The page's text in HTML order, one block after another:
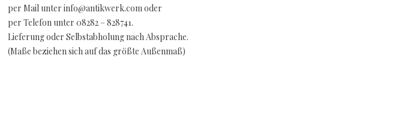
per Mail unter info@antikwerk.com oder
per Telefon unter 08282 – 828741.
Lieferung oder Selbstabholung nach Absprache.
(Maße beziehen sich auf das größte Außenmaß)